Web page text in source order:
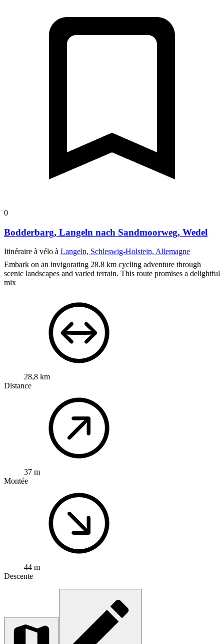
0
Bodderbarg, Langeln nach Sandmoorweg, Wedel
Itinéraire à vélo à Langeln, Schleswig-Holstein, Allemagne
Embark on an invigorating 28.8 km cycling adventure through
scenic landscapes and varied terrain. This route promises a delightful
mix
28,8 km
Distance
37 m
Montée
44 m
Descente